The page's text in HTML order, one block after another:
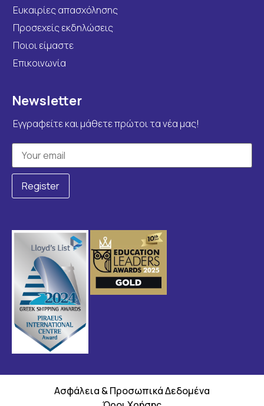
Ευκαιρίες απασχόλησης
Προσεχείς εκδηλώσεις
Ποιοι είμαστε
Επικοινωνία
Newsletter
Εγγραφείτε και μάθετε πρώτοι τα νέα μας!
Ασφάλεια & Προσωπικά Δεδομένα